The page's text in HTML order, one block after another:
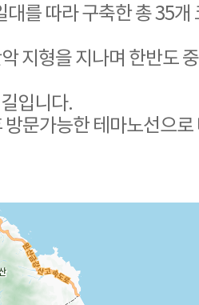
대를 따라 구축한 총 35
지형을 지나며 한반도
입니다.
문가능한 테마노선으